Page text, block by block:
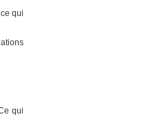
qui
qui